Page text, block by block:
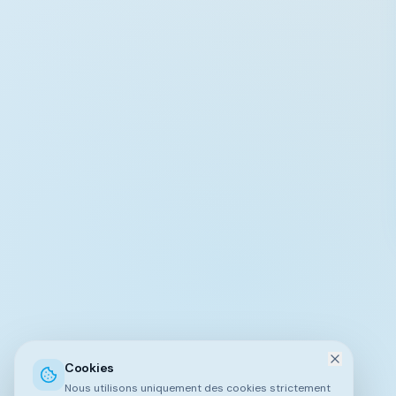
Cookies
Nous utilisons uniquement des cookies strictement